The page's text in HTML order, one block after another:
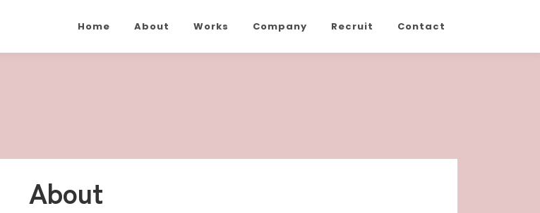
Home About Works Company Recruit Contact
About